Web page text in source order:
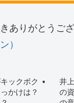
ありがとうご
）
ックボク
かけは？
井
の